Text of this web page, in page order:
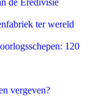
de Eredivisie
ter wereld
120
vergeven?